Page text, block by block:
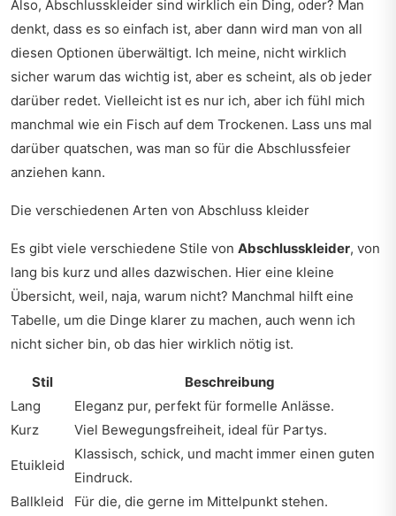
Also, Abschlusskleider sind wirklich ein Ding, oder? Man
denkt, dass es so einfach ist, aber dann wird man von all
diesen Optionen überwältigt. Ich meine, nicht wirklich
sicher warum das wichtig ist, aber es scheint, als ob jeder
darüber redet. Vielleicht ist es nur ich, aber ich fühl mich
manchmal wie ein Fisch auf dem Trockenen. Lass uns mal
darüber quatschen, was man so für die Abschlussfeier
anziehen kann.
Die verschiedenen Arten von Abschluss kleider
Es gibt viele verschiedene Stile von Abschlusskleider, von
lang bis kurz und alles dazwischen. Hier eine kleine
Übersicht, weil, naja, warum nicht? Manchmal hilft eine
Tabelle, um die Dinge klarer zu machen, auch wenn ich
nicht sicher bin, ob das hier wirklich nötig ist.
Stil
Beschreibung
Lang
Eleganz pur, perfekt für formelle Anlässe.
Kurz
Viel Bewegungsfreiheit, ideal für Partys.
Etuikleid
Klassisch, schick, und macht immer einen guten
Eindruck.
Ballkleid
Für die, die gerne im Mittelpunkt stehen.